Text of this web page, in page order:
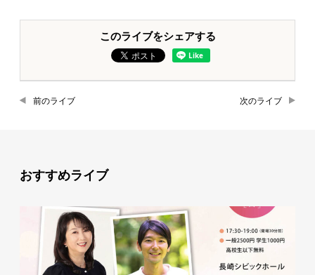
このライブをシェアする
前のライブ 次のライブ
おすすめライブ